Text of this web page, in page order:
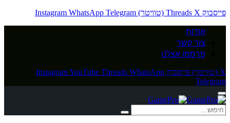
פייסבוק
Threads X (טוויטר) Instagram WhatsApp Telegram
אודות
צור קשר
פרסמו אצלנו
X (טוויטר) פייסבוק InstagramYouTube Threads WhatsApp
Telegram